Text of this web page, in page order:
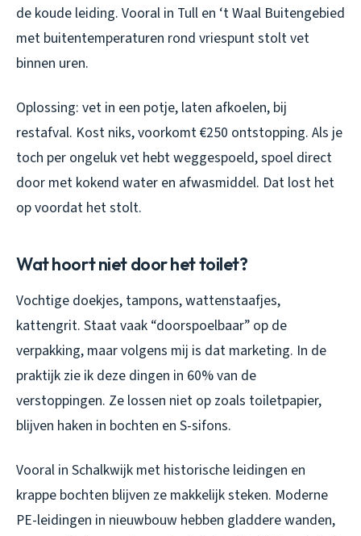
de koude leiding. Vooral in Tull en ‘t Waal Buitengebied
met buitentemperaturen rond vriespunt stolt vet
binnen uren.
Oplossing: vet in een potje, laten afkoelen, bij
restafval. Kost niks, voorkomt €250 ontstopping. Als je
toch per ongeluk vet hebt weggespoeld, spoel direct
door met kokend water en afwasmiddel. Dat lost het
op voordat het stolt.
Wat hoort niet door het toilet?
Vochtige doekjes, tampons, wattenstaafjes,
kattengrit. Staat vaak “doorspoelbaar” op de
verpakking, maar volgens mij is dat marketing. In de
praktijk zie ik deze dingen in 60% van de
verstoppingen. Ze lossen niet op zoals toiletpapier,
blijven haken in bochten en S-sifons.
Vooral in Schalkwijk met historische leidingen en
krappe bochten blijven ze makkelijk steken. Moderne
PE-leidingen in nieuwbouw hebben gladdere wanden,